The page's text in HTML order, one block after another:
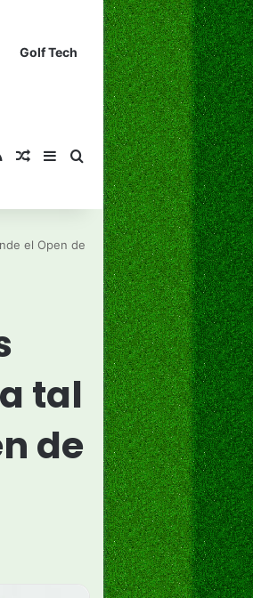
Golf Tech
RSS¡Muéstrame un artículo
Barra lateral
Buscar...
el Open de
tal
de